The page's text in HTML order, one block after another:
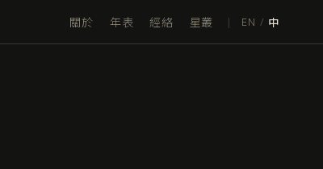
關於 年表 經絡 星叢 | EN / 中